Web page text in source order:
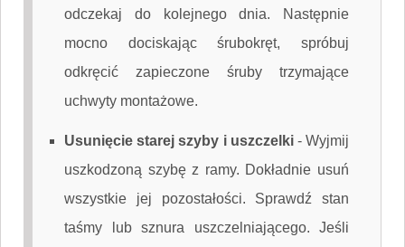
odczekaj do kolejnego dnia. Następnie
mocno dociskając śrubokręt, spróbuj
odkręcić zapieczone śruby trzymające
uchwyty montażowe.
Usunięcie starej szyby i uszczelki-Wyjmij
uszkodzoną szybę z ramy. Dokładnie usuń
wszystkie jej pozostałości. Sprawdź stan
taśmy lub sznura uszczelniającego. Jeśli